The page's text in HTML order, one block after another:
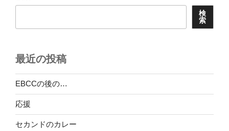
検
索
最近の投稿
EBCCの後の…
応援
セカンドのカレー